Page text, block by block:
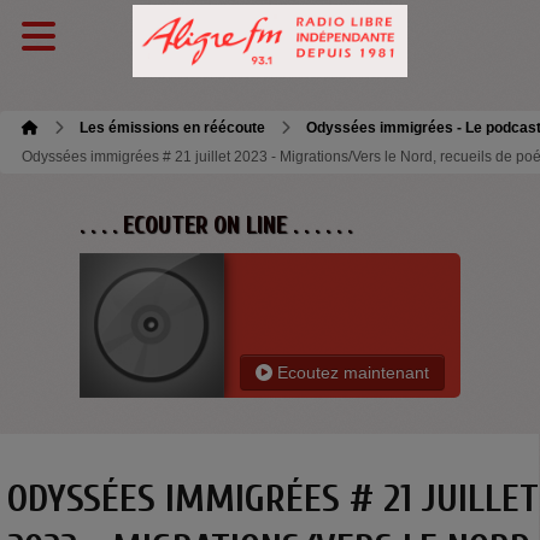
Les émissions en réécoute
Odyssées immigrées - Le podcast
Odyssées immigrées # 21 juillet 2023 - Migrations/Vers le Nord, recueils de
. . . . ECOUTER ON LINE . . . . . .
Ecoutez maintenant
ODYSSÉES IMMIGRÉES # 21 JUILLET